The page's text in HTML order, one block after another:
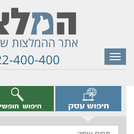
אתר ההמלצות
400-400
Toggle
navigation